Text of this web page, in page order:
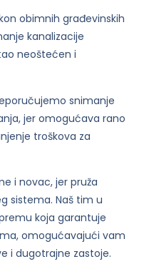
obimnih građevinskih
kanalizacije
neoštećen i
snimanje
jer omogućava rano
troškova za
i novac, jer pruža
sistema. Naš tim u
koja garantuje
omogućavajući vam
i dugotrajne zastoje.